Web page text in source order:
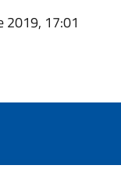
2019, 17:01